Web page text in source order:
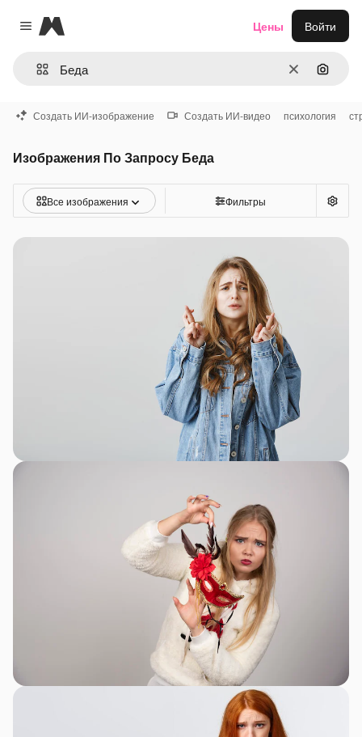
Close menu
Magnific
ОчиститьПоиск
Цены Войти
Создать ИИ-изображение Создать ИИ-видео психология
Изображения По Запросу Беда
Все изображения Фильтры